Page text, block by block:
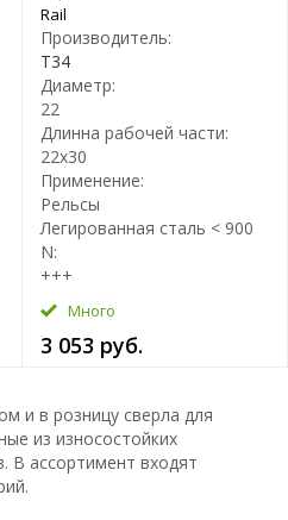
Rail
Производитель:
T34
Диаметр:
22
Длинна рабочей части:
22х30
Применение:
Рельсы
Легированная сталь < 900
N:
+++
Много
3 053 руб.
и в розницу сверла для
из износостойких
В ассортимент входят